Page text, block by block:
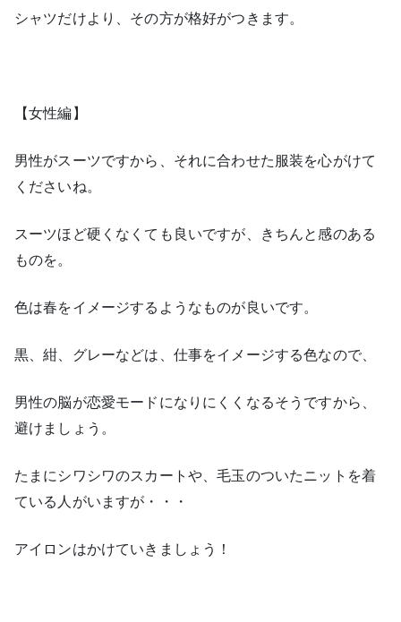
シャツだけより、その方が格好がつきます。
【女性編】
男性がスーツですから、それに合わせた服装を心がけて
くださいね。
スーツほど硬くなくても良いですが、きちんと感のある
ものを。
色は春をイメージするようなものが良いです。
黒、紺、グレーなどは、仕事をイメージする色なので、
男性の脳が恋愛モードになりにくくなるそうですから、
避けましょう。
たまにシワシワのスカートや、毛玉のついたニットを着
ている人がいますが・・・
アイロンはかけていきましょう！